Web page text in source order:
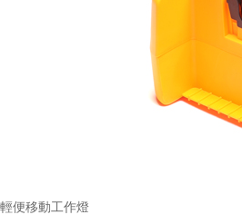
輕便移動工作燈